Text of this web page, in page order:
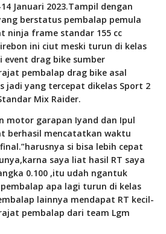
Januari 2023.Tampil dengan
berstatus pembalap pemula
ninja frame standar 155 cc
ini ciut meski turun di kelas
drag bike sumber
pembalap drag bike asal
jadi yang tercepat dikelas Sport 2
Mix Raider.
motor garapan Iyand dan Ipul
berhasil mencatatkan waktu
si bisa lebih cepat
saya liat hasil RT saya
0.100 ,itu udah ngantuk
apa lagi turun di kelas
lainnya mendapat RT kecil-
pembalap dari team Lgm